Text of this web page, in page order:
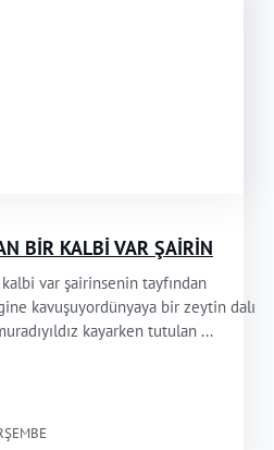
BİR KALBİ VAR ŞAİRİN
var şairinsenin tayfından
kavuşuyordünyaya bir zeytin dalı
kayarken tutulan ...